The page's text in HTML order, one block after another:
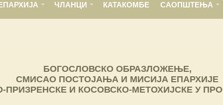
ЧЛАНЦИ КАТАКОМБЕ САОПШТЕЊА
БОГОСЛОВСКО ОБРАЗЛОЖЕЊЕ,
СМИСАО ПОСТОЈАЊА И МИСИЈА ЕПАРХИЈЕ
ПРИЗРЕНСКЕ И КОСОВСКО-МЕТОХИЈСКЕ У